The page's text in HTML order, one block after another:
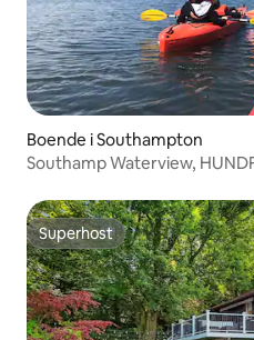
Boende i Southampton
Southamp Waterview,
Superhost
Superhost